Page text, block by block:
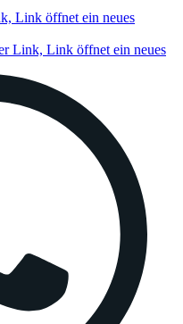
Link öffnet ein neues
Link, Link öffnet ein neues